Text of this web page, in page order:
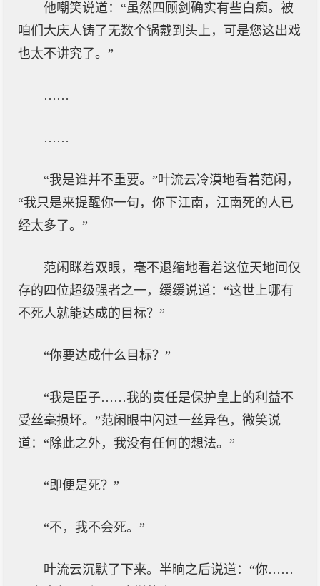
他嘲笑说道：“虽然四顾剑确实有些白痴。被
咱们大庆人铸了无数个锅戴到头上，可是您这出戏
也太不讲究了。”
……
……
“我是谁并不重要。”叶流云冷漠地看着范闲，
“我只是来提醒你一句，你下江南，江南死的人已
经太多了。”
范闲眯着双眼，毫不退缩地看着这位天地间仅
存的四位超级强者之一，缓缓说道：“这世上哪有
不死人就能达成的目标？”
“你要达成什么目标？”
“我是臣子……我的责任是保护皇上的利益不
受丝毫损坏。”范闲眼中闪过一丝异色，微笑说
道：“除此之外，我没有任何的想法。”
“即便是死？”
“不，我不会死。”
叶流云沉默了下来。半晌之后说道：“你……